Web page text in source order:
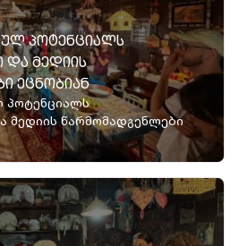
ᲞᲝᲢᲔᲜᲪᲘᲐᲚᲡ
ᲓᲐ ᲛᲔᲓᲘᲘᲡ
ᲔᲪᲜᲝᲑᲘᲐᲜ
პოტენციალს
მედიის წარმომადგენლები